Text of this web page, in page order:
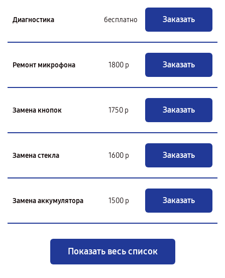
Диагностика бесплатно Заказать
Ремонт микрофона 1800 р Заказать
Замена кнопок 1750 р Заказать
Замена стекла 1600 р Заказать
Замена аккумулятора 1500 р Заказать
Показать весь список